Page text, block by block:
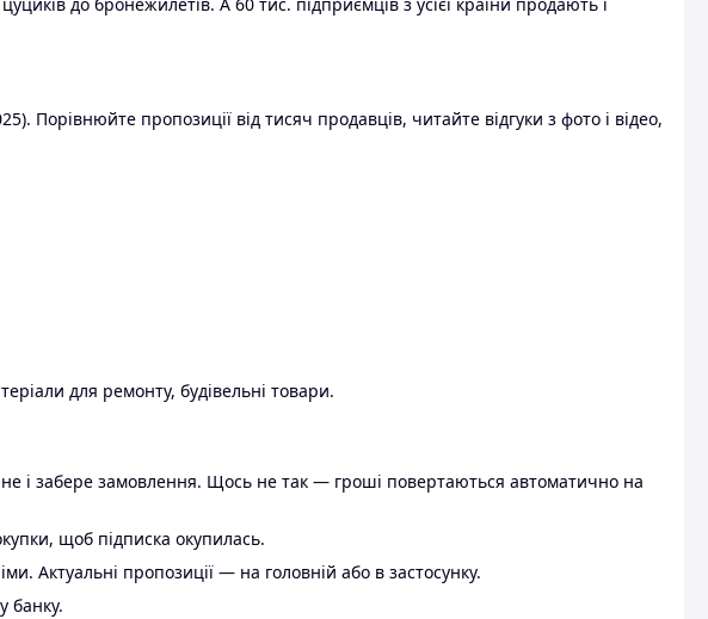
до бронежилетів. А 60 тис. підприємців з усієї країни продають і
Порівнюйте пропозиції від тисяч продавців, читайте відгуки з фото і відео,
для ремонту, будівельні товари.
і забере замовлення. Щось не так — гроші повертаються автоматично на
щоб підписка окупилась.
Актуальні пропозиції — на головній або в застосунку.
банку.